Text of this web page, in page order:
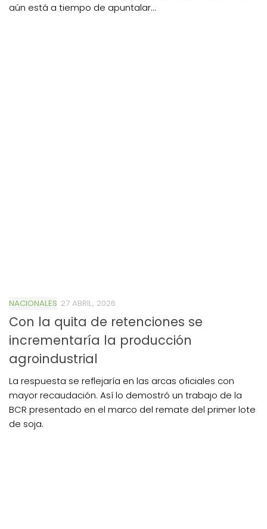
aún está a tiempo de apuntalar...
NACIONALES 27 ABRIL, 2026
Con la quita de retenciones se
incrementaría la producción
agroindustrial
La respuesta se reflejaría en las arcas oficiales con
mayor recaudación. Así lo demostró un trabajo de la
BCR presentado en el marco del remate del primer lote
de soja.